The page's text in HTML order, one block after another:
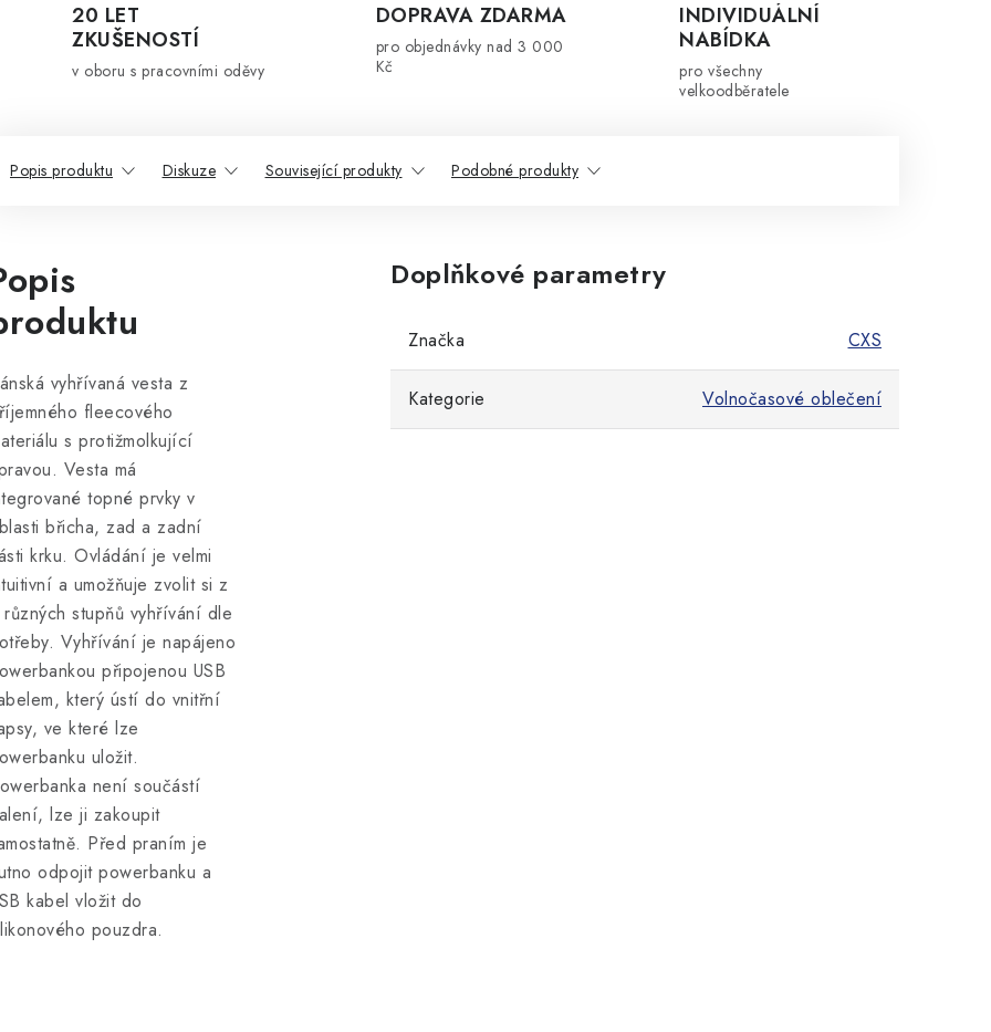
20 LET
ZKUŠENOSTÍ
v oboru s pracovními oděvy
DOPRAVA ZDARMA
pro objednávky nad 3 000
Kč
INDIVIDUÁLNÍ
NABÍDKA
pro všechny
velkoodběratele
Popis produktu Diskuze Související produkty Podobné produkty
vyhřívaná vesta z
fleecového
s protižmolkující
Vesta má
topné prvky v
břicha, zad a zadní
krku. Ovládání je velmi
a umožňuje zvolit si z
stupňů vyhřívání dle
Vyhřívání je napájeno
připojenou USB
který ústí do vnitřní
ve které lze
uložit.
není součástí
lze ji zakoupit
Před praním je
odpojit powerbanku a
kabel vložit do
pouzdra.
Doplňkové parametry
Značka CXS
Kategorie Volnočasové oblečení